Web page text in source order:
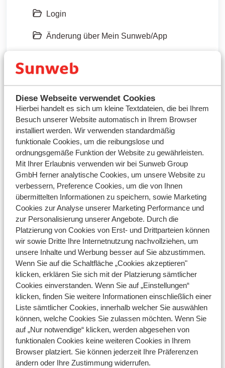
Diese Webseite verwendet Cookies
Hierbei handelt es sich um kleine Textdateien, die bei Ihrem
Besuch unserer Website automatisch in Ihrem Browser
installiert werden. Wir verwenden standardmäßig
funktionale Cookies, um die reibungslose und
ordnungsgemäße Funktion der Website zu gewährleisten.
Mit Ihrer Erlaubnis verwenden wir bei Sunweb Group
GmbH ferner analytische Cookies, um unsere Website zu
verbessern, Preference Cookies, um die von Ihnen
übermittelten Informationen zu speichern, sowie Marketing
Cookies zur Analyse unserer Marketing Performance und
zur Personalisierung unserer Angebote. Durch die
Platzierung von Cookies von Erst- und Drittparteien können
wir sowie Dritte Ihre Internetnutzung nachvollziehen, um
unsere Inhalte und Werbung besser auf Sie abzustimmen.
Wenn Sie auf die Schaltfläche „Cookies akzeptieren"
klicken, erklären Sie sich mit der Platzierung sämtlicher
Cookies einverstanden. Wenn Sie auf „Einstellungen“
klicken, finden Sie weitere Informationen einschließlich einer
Liste sämtlicher Cookies, innerhalb welcher Sie auswählen
können, welche Cookies Sie zulassen möchten. Wenn Sie
auf „Nur notwendige“ klicken, werden abgesehen von
funktionalen Cookies keine weiteren Cookies in Ihrem
Browser platziert. Sie können jederzeit Ihre Präferenzen
ändern oder Ihre Zustimmung widerrufen.
Login
Änderung über Mein Sunweb/App
Bezahlen & Preise (4)
Zahlungsbedingungen
Bezahlen
Rechnung
Alle ansehen 4
Extra's (6)
Autovermietung
Skipass/Kurse/Material
Parken am Flughafen
Alle ansehen 6